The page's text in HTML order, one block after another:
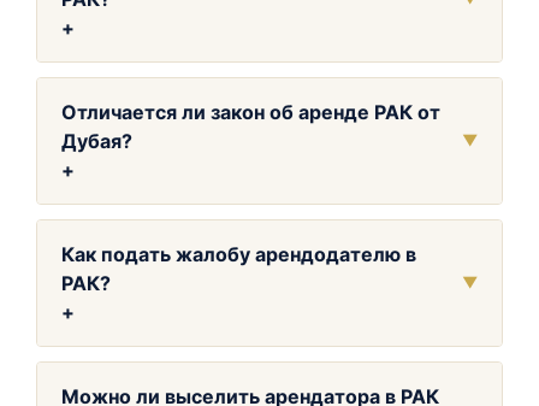
+
Отличается ли закон об аренде РАК от
Дубая?
+
▼
Как подать жалобу арендодателю в
РАК?
+
▼
Можно ли выселить арендатора в РАК